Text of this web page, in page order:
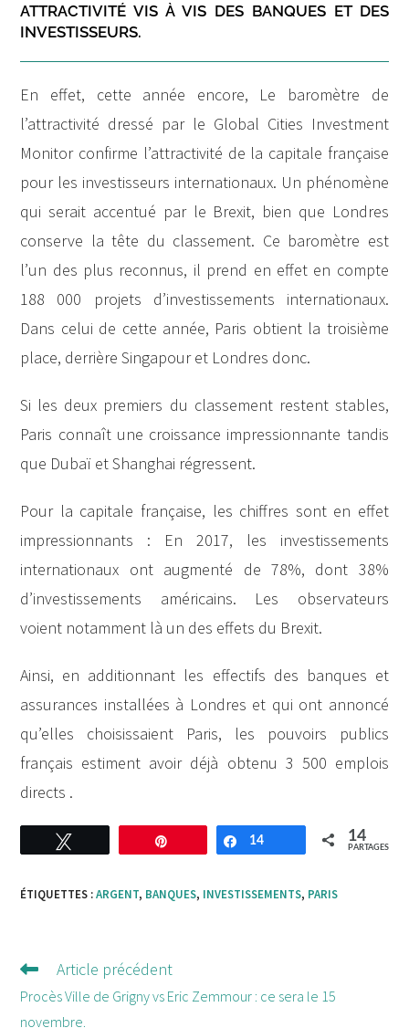
ATTRACTIVITÉ VIS À VIS DES BANQUES ET DES
INVESTISSEURS.
En effet, cette année encore, Le baromètre de
l’attractivité dressé par le Global Cities Investment
Monitor confirme l’attractivité de la capitale française
pour les investisseurs internationaux. Un phénomène
qui serait accentué par le Brexit, bien que Londres
conserve la tête du classement. Ce baromètre est
l’un des plus reconnus, il prend en effet en compte
188 000 projets d’investissements internationaux.
Dans celui de cette année, Paris obtient la troisième
place, derrière Singapour et Londres donc.
Si les deux premiers du classement restent stables,
Paris connaît une croissance impressionnante tandis
que Dubaï et Shanghai régressent.
Pour la capitale française, les chiffres sont en effet
impressionnants : En 2017, les investissements
internationaux ont augmenté de 78%, dont 38%
d’investissements américains. Les observateurs
voient notamment là un des effets du Brexit.
Ainsi, en additionnant les effectifs des banques et
assurances installées à Londres et qui ont annoncé
qu’elles choisissaient Paris, les pouvoirs publics
français estiment avoir déjà obtenu 3 500 emplois
directs .
Enregistrer Partagez
14 14
PARTAGES
ÉTIQUETTES : ARGENT, BANQUES, INVESTISSEMENTS, PARIS
Lire
d'autres
articles
Article précédent
Procès Ville de Grigny vs Eric Zemmour : ce sera le 15
novembre.